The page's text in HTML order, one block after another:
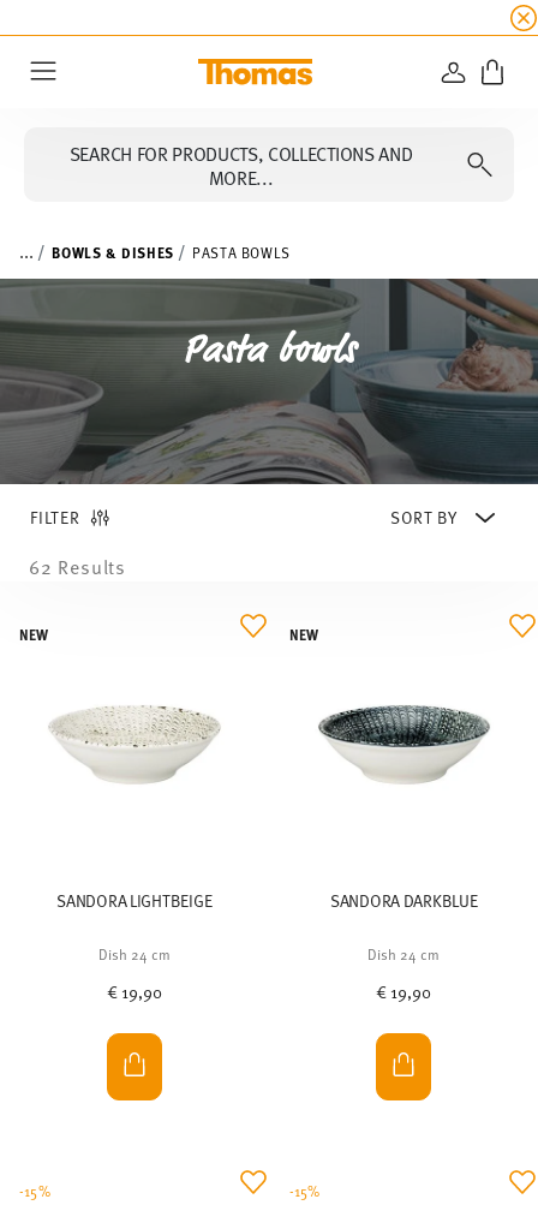
all
LOGIN
SEARCH FOR PRODUCTS, COLLECTIONS AND
MORE...
... BOWLS & DISHES PASTA BOWLS
Pasta bowls
FILTER
62 Results
SANDORA LIGHTBEIGE
Dish 24 cm
€ 19,90
NEW
SANDORA DARKBLUE
Dish 24 cm
€ 19,90
NEW
-15% -15%